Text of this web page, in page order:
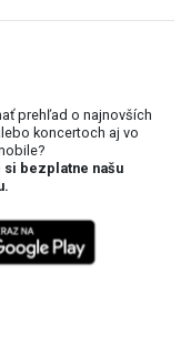
prehľad o najnovších
koncertoch aj vo
si bezplatne našu